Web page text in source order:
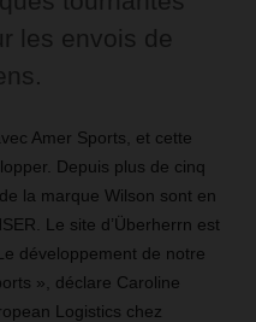
les envois de
Amer Sports, et cette
Depuis plus de cinq
la marque Wilson sont en
Le site d’Überherrn est
développement de notre
», déclare Caroline
Logistics chez